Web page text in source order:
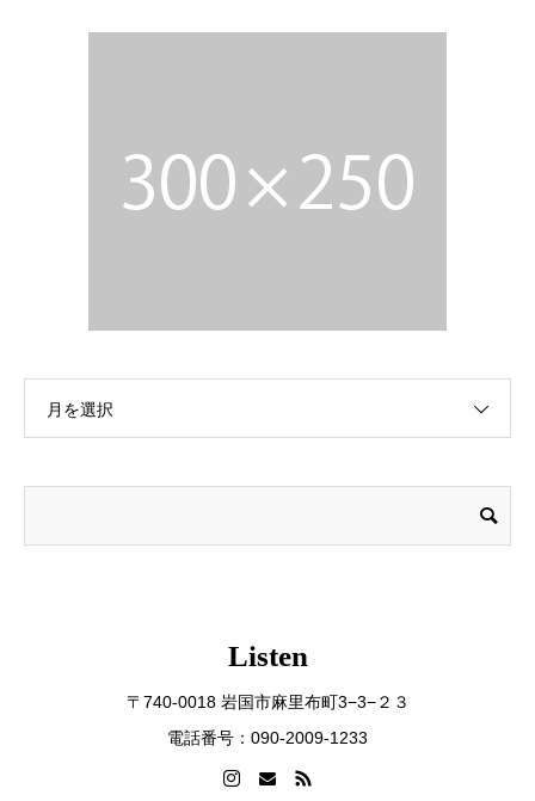
月を選択
Listen
〒740-0018 岩国市麻里布町3−3−２３
電話番号：090-2009-1233